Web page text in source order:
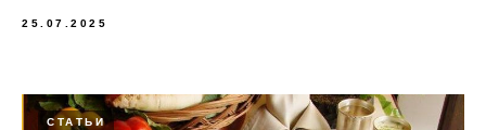
25.07.2025
СТАТЬИ